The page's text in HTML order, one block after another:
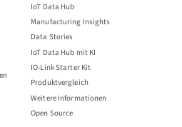
IoT Data Hub
Manufacturing Insights
Data Stories
IoT Data Hub mit KI
IO-Link Starter Kit
Produktvergleich
Weitere Informationen
Open Source